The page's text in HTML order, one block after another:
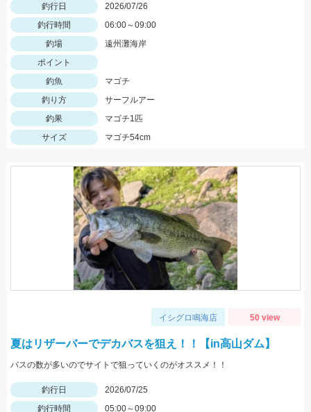
釣行日
2026/07/26
釣行時間
06:00～09:00
釣場
遠州灘海岸
ポイント
釣魚
マゴチ
釣り方
サーフルアー
釣果
マゴチ1匹
サイズ
マゴチ54cm
イシグロ鳴海店 50 view
夏はリザーバーでデカバスを狙え！！【in高山ダム】
バスの数が多いのでサイトで狙っていくのがオススメ！！
釣行日
2026/07/25
釣行時間
05:00～09:00